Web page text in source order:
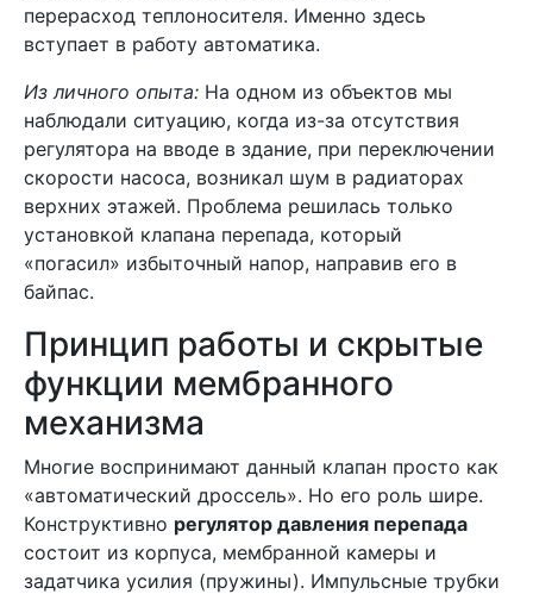
перерасход теплоносителя. Именно здесь
вступает в работу автоматика.
Из личного опыта: На одном из объектов мы
наблюдали ситуацию, когда из-за отсутствия
регулятора на вводе в здание, при переключении
скорости насоса, возникал шум в радиаторах
верхних этажей. Проблема решилась только
установкой клапана перепада, который
«погасил» избыточный напор, направив его в
байпас.
Принцип работы и скрытые
функции мембранного
механизма
Многие воспринимают данный клапан просто как
«автоматический дроссель». Но его роль шире.
Конструктивно регулятор давления перепада
состоит из корпуса, мембранной камеры и
задатчика усилия (пружины). Импульсные трубки